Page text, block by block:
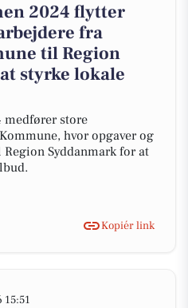
2024 flytter
fra
til Region
styrke lokale
medfører store
hvor opgaver og
Syddanmark for at
Kopiér link